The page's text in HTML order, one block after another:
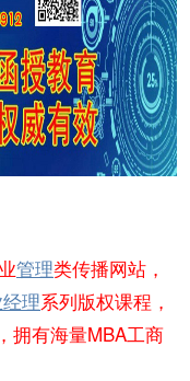
管理类传播网站，
理系列版权课程，
拥有海量MBA工商